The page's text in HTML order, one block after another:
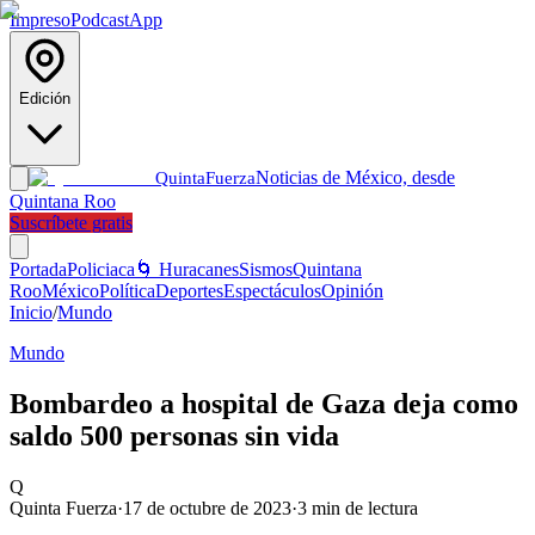
ImpresoPodcastApp
Edición
QuintaFuerzaNoticias de México, desde
Quintana Roo
Suscríbete gratis
PortadaPoliciaca 🌀 HuracanesSismosQuintana
RooMéxicoPolíticaDeportesEspectáculosOpinión
Inicio/Mundo
Mundo
Bombardeo a hospital de Gaza deja como
saldo 500 personas sin vida
Q
Quinta Fuerza·17 de octubre de 2023·3 min de lectura